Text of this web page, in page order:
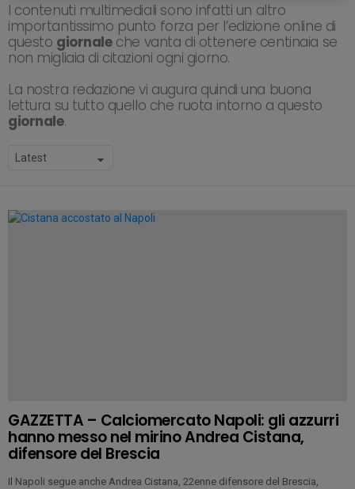
I contenuti multimediali sono infatti un altro
importantissimo punto forza per l’edizione online di
questo giornaleche vanta di ottenere centinaia se
non migliaia di citazioni ogni giorno.
La nostra redazione vi augura quindi una buona
lettura su tutto quello che ruota intorno a questo
giornale.
LATEST
GAZZETTA – Calciomercato Napoli: gli azzurri
hanno messo nel mirino Andrea Cistana,
difensore del Brescia
Il Napoli segue anche Andrea Cistana, 22enne difensore del Brescia,